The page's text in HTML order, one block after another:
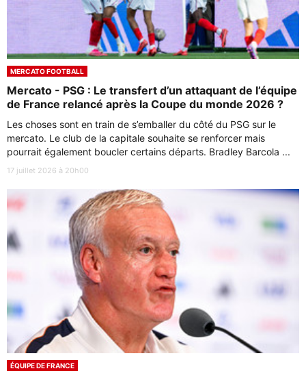
MERCATO FOOTBALL
Mercato - PSG : Le transfert d’un attaquant de l’équipe
de France relancé après la Coupe du monde 2026 ?
Les choses sont en train de s’emballer du côté du PSG sur le
mercato. Le club de la capitale souhaite se renforcer mais
pourrait également boucler certains départs. Bradley Barcola ...
17 juillet 2026 à 20h00
ÉQUIPE DE FRANCE